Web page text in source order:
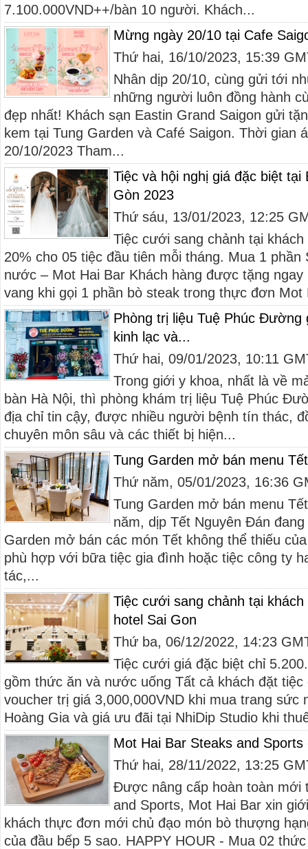
7.100.000VND++/bàn 10 người. Khách...
Mừng ngày 20/10 tại Cafe
Thứ hai, 16/10/2023, 15:39
Nhân dịp 20/10, cùng gửi tới
những người luôn đồng hành
đẹp nhất! Khách sạn Eastin Grand Saigon gửi
kem tại Tung Garden và Café Saigon. Thời gian
20/10/2023 Tham...
Tiệc và hội nghị giá đặc biệt tại
Gòn 2023
Thứ sáu, 13/01/2023, 12:25
Tiệc cưới sang chảnh tại
20% cho 05 tiệc đầu tiên mỗi tháng. Mua 1 phần
nước – Mot Hai Bar Khách hàng được tặng
vang khi gọi 1 phần bò steak trong thực đơn
Phòng trị liệu Tuệ Phúc
kinh lạc và...
Thứ hai, 09/01/2023, 10:11
Trong giới y khoa, nhất là về
bàn Hà Nội, thì phòng khám trị liệu Tuệ Phúc
địa chỉ tin cậy, được nhiều người bệnh tín thác,
chuyên môn sâu và các thiết bị hiện...
Tung Garden mở bán menu
Thứ năm, 05/01/2023, 16:36
Tung Garden mở bán menu
năm, dịp Tết Nguyên Đán
Garden mở bán các món Tết không thể thiếu
phù hợp với bữa tiệc gia đình hoặc tiệc công ty
tác,...
Tiệc cưới sang chảnh tại
hotel Sai Gon
Thứ ba, 06/12/2022, 14:23
Tiệc cưới giá đặc biệt chỉ
gồm thức ăn và nước uống Tất cả khách đặt
voucher trị giá 3,000,000VND khi mua trang sức
Hoàng Gia và giá ưu đãi tại NhiDip Studio khi
Mot Hai Bar Steaks and Sports
Thứ hai, 28/11/2022, 13:25
Được nâng cấp hoàn toàn mới
and Sports, Mot Hai Bar xin
khách thực đơn mới chủ đạo món bò thượng
của đầu bếp 5 sao. HAPPY HOUR - Mua 02